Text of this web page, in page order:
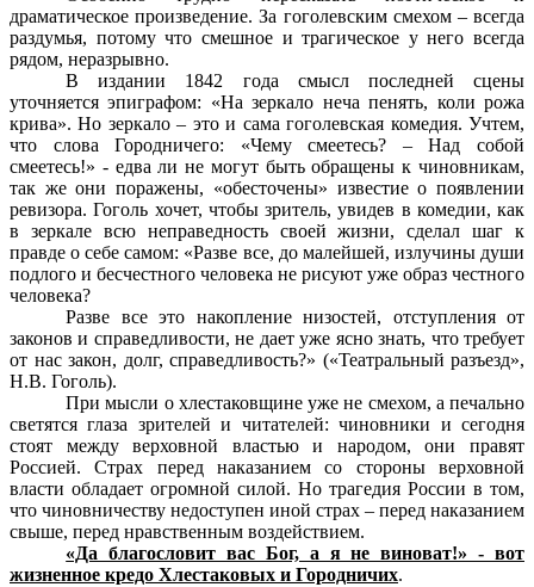
драматическое произведение. За гоголевским смехом – всегда
раздумья, потому что смешное и трагическое у него всегда
рядом, неразрывно.
В издании 1842 года смысл последней сцены
уточняется эпиграфом: «На зеркало неча пенять, коли рожа
крива». Но зеркало – это и сама гоголевская комедия. Учтем,
что слова Городничего: «Чему смеетесь? – Над собой
смеетесь!» - едва ли не могут быть обращены к чиновникам,
так же они поражены, «обесточены» известие о появлении
ревизора. Гоголь хочет, чтобы зритель, увидев в комедии, как
в зеркале всю неправедность своей жизни, сделал шаг к
правде о себе самом: «Разве все, до малейшей, излучины души
подлого и бесчестного человека не рисуют уже образ честного
человека?
Разве все это накопление низостей, отступления от
законов и справедливости, не дает уже ясно знать, что требует
от нас закон, долг, справедливость?» («Театральный разъезд»,
Н.В. Гоголь).
При мысли о хлестаковщине уже не смехом, а печально
светятся глаза зрителей и читателей: чиновники и сегодня
стоят между верховной властью и народом, они правят
Россией. Страх перед наказанием со стороны верховной
власти обладает огромной силой. Но трагедия России в том,
что чиновничеству недоступен иной страх – перед наказанием
свыше, перед нравственным воздействием.
«Да благословит вас Бог, а я не виноват!» - вот
жизненное кредо Хлестаковых и Городничих.